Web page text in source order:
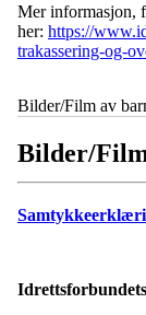
Mer informasjon,
her: https://
trakassering-og-
Bilder/Film av
Bilder/